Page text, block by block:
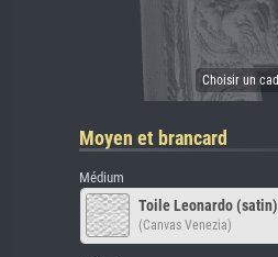
Moyen et brancard
Médium
Toile Leonardo (satin)
(Canvas Venezia)